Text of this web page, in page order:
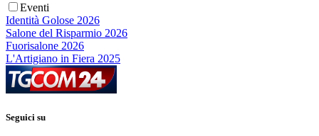
Eventi
Identità Golose 2026
Salone del Risparmio 2026
Fuorisalone 2026
L'Artigiano in Fiera 2025
Seguici su